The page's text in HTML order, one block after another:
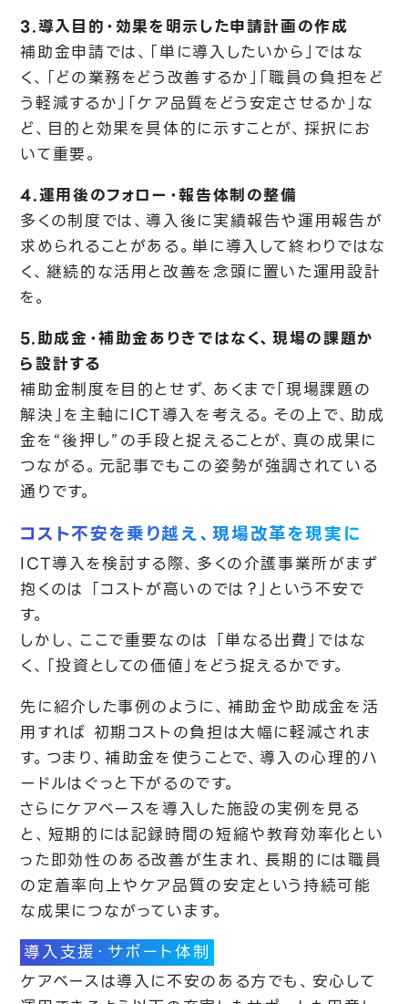
3.導入目的・効果を明示した申請計画の作成
補助金申請では、「単に導入したいから」ではな
く、「どの業務をどう改善するか」「職員の負担をど
う軽減するか」「ケア品質をどう安定させるか」な
ど、目的と効果を具体的に示すことが、採択にお
いて重要。
4.運用後のフォロー・報告体制の整備
多くの制度では、導入後に実績報告や運用報告が
求められることがある。単に導入して終わりではな
く、継続的な活用と改善を念頭に置いた運用設計
を。
5.助成金・補助金ありきではなく、現場の課題か
ら設計する
補助金制度を目的とせず、あくまで「現場課題の
解決」を主軸にICT導入を考える。その上で、助成
金を“後押し”の手段と捉えることが、真の成果に
つながる。元記事でもこの姿勢が強調されている
通りです。
コスト不安を乗り越え、現場改革を現実に
ICT導入を検討する際、多くの介護事業所がまず
抱くのは 「コストが高いのでは？」という不安で
す。
しかし、ここで重要なのは 「単なる出費」ではな
く、「投資としての価値」をどう捉えるかです。
先に紹介した事例のように、補助金や助成金を活
用すれば 初期コストの負担は大幅に軽減されま
す。つまり、補助金を使うことで、導入の心理的ハ
ードルはぐっと下がるのです。
さらにケアベースを導入した施設の実例を見る
と、短期的には記録時間の短縮や教育効率化とい
った即効性のある改善が生まれ、長期的には職員
の定着率向上やケア品質の安定という持続可能
な成果につながっています。
導入支援・サポート体制
ケアベースは導入に不安のある方でも、安心して